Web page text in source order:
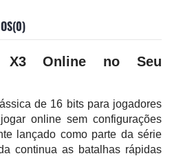
X3 Online no Seu
de 16 bits para jogadores
online sem configurações
lançado como parte da série
continua as batalhas rápidas